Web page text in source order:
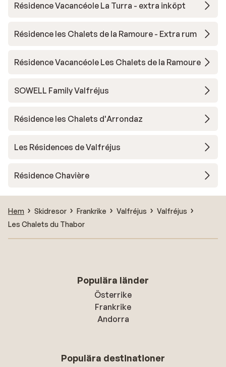
Résidence Vacancéole La Turra - extra inköpt
Résidence les Chalets de la Ramoure - Extra rum
Résidence Vacancéole Les Chalets de la Ramoure
SOWELL Family Valfréjus
Résidence les Chalets d'Arrondaz
Les Résidences de Valfréjus
Résidence Chavière
Hem Skidresor Frankrike Valfréjus
Valfréjus
Les Chalets du Thabor
Populära länder
Österrike
Frankrike
Andorra
Populära destinationer